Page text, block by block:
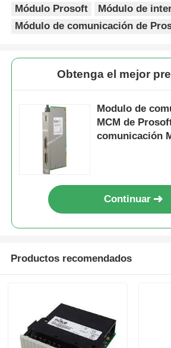
Módulo Ge Fanuc
Módulo Bently Nevada
Módulo de comunicación de
Controlador DCS de ABB
Módulo Prosoft
Módulo de
Módulo de comunicación de
Obtenga el mejor
Modulo de
MCM de
comunicación
Continuar
Productos recomendados